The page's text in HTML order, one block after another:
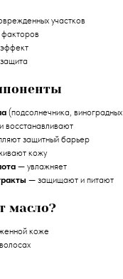
участков
факторов
эффект
защита
(подсолнечника,
восстанавливают
защитный барьер
кожу
— увлажняет
— защищают и питают
масло?
коже